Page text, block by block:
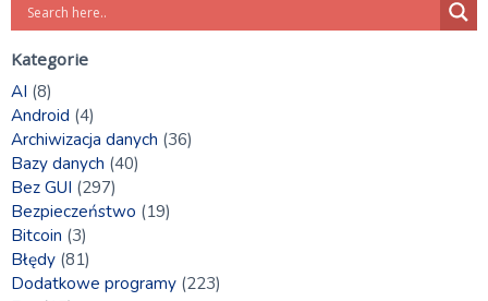
Kategorie
AI (8)
Android (4)
Archiwizacja danych (36)
Bazy danych (40)
Bez GUI (297)
Bezpieczeństwo (19)
Bitcoin (3)
Błędy (81)
Dodatkowe programy (223)